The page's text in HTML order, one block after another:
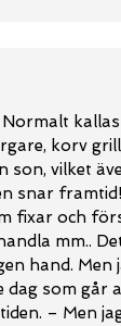
korv
son, vilket
snar framtid!
fixar och
mm..
hand.
dag som
– Men